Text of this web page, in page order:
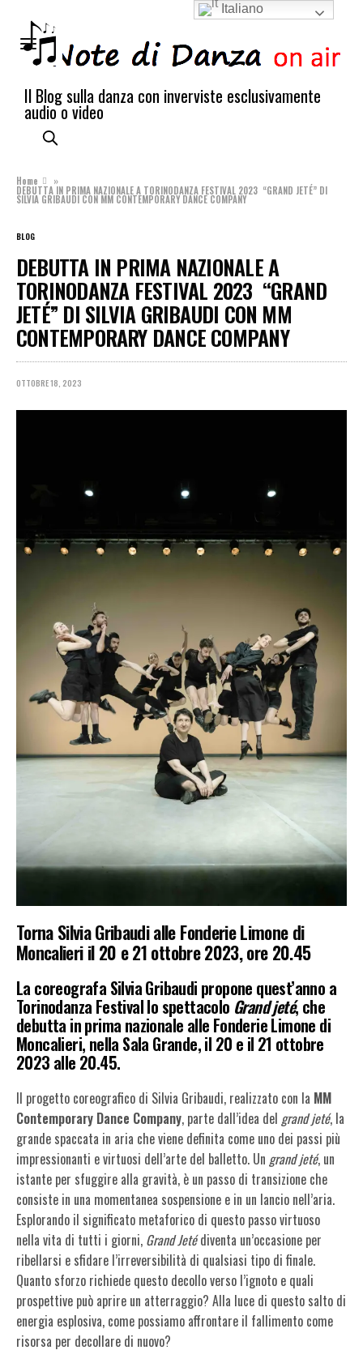
Il Blog sulla danza con inverviste esclusivamente
audio o video
Home »
DEBUTTA IN PRIMA NAZIONALE A TORINODANZA FESTIVAL 2023 “GRAND JETÉ” DI
SILVIA GRIBAUDI CON MM CONTEMPORARY DANCE COMPANY
BLOG
DEBUTTA IN PRIMA NAZIONALE A
TORINODANZA FESTIVAL 2023 “GRAND
JETÉ” DI SILVIA GRIBAUDI CON MM
CONTEMPORARY DANCE COMPANY
OTTOBRE 18, 2023
Torna Silvia Gribaudi alleFonderie Limone di
Moncalieri il20 e 21 ottobre 2023, ore 20.45
La coreografa Silvia Gribaudi propone quest’anno a
Torinodanza Festival lo spettacolo Grand jeté, che
debutta in prima nazionale alle Fonderie Limone di
Moncalieri, nella Sala Grande, il 20 e il 21 ottobre
2023 alle 20.45.
Il progetto coreografico di Silvia Gribaudi, realizzato con la MM
Contemporary Dance Company, parte dall’idea del grand jeté, la
grande spaccata in aria che viene definita come uno dei passi più
impressionanti e virtuosi dell’arte del balletto. Un grand jeté, un
istante per sfuggire alla gravità, è un passo di transizione che
consiste in una momentanea sospensione e in un lancio nell’aria.
Esplorando il significato metaforico di questo passo virtuoso
nella vita di tutti i giorni, Grand Jetédiventa un’occasione per
ribellarsi e sfidare l’irreversibilità di qualsiasi tipo di finale.
Quanto sforzo richiede questo decollo verso l’ignoto e quali
prospettive può aprire un atterraggio? Alla luce di questo salto di
energia esplosiva, come possiamo affrontare il fallimento come
risorsa per decollare di nuovo?
Italiano